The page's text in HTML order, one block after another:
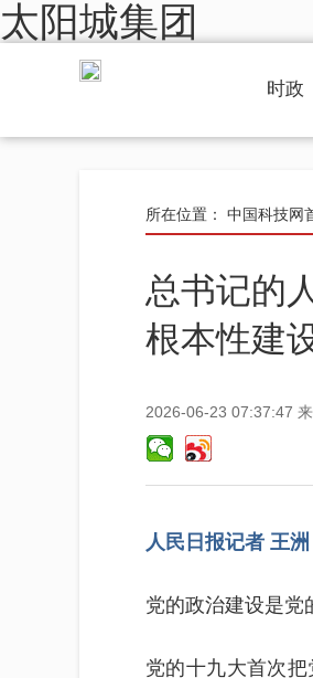
太阳城集团
时政
所在位置： 中国科技网
总书记的
根本性建
2026-06-23 07:37:47
人民日报记者 王
党的政治建设是党
党的十九大首次